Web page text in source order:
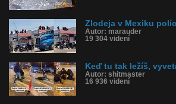
Zlodeja v Mexiku
Autor: marauder
19 304 videní
Keď tu tak ležíš,
Autor: shitmaster
16 936 videní